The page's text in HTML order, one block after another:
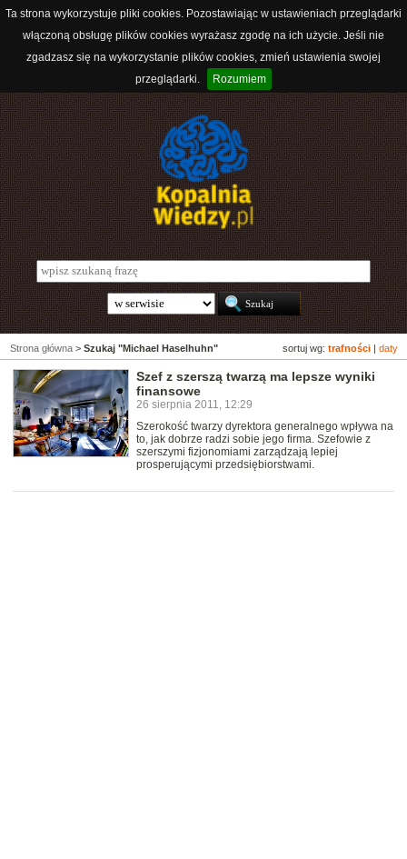
Ta strona wykorzystuje pliki cookies. Pozostawiając w ustawieniach przeglądarki
włączoną obsługę plików cookies wyrażasz zgodę na ich użycie. Jeśli nie
zgadzasz się na wykorzystanie plików cookies, zmień ustawienia swojej
przeglądarki.
Rozumiem
sortuj wg: trafności daty
Strona główna > Szukaj "Michael Haselhuhn"
Szef z szerszą twarzą ma lepsze wyniki
finansowe
26 sierpnia 2011, 12:29
Szerokość twarzy dyrektora generalnego wpływa na
to, jak dobrze radzi sobie jego firma. Szefowie z
szerszymi fizjonomiami zarządzają lepiej
prosperującymi przedsiębiorstwami.